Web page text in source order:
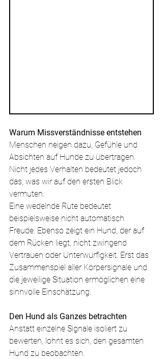
Warum Missverständnisse entstehen
Menschen neigen dazu, Gefühle und
Absichten auf Hunde zu übertragen.
Nicht jedes Verhalten bedeutet jedoch
das, was wir auf den ersten Blick
vermuten.
Eine wedelnde Rute bedeutet
beispielsweise nicht automatisch
Freude. Ebenso zeigt ein Hund, der auf
dem Rücken liegt, nicht zwingend
Vertrauen oder Unterwürfigkeit. Erst das
Zusammenspiel aller Körpersignale und
die jeweilige Situation ermöglichen eine
sinnvolle Einschätzung.
Den Hund als Ganzes betrachten
Anstatt einzelne Signale isoliert zu
bewerten, lohnt es sich, den gesamten
Hund zu beobachten.